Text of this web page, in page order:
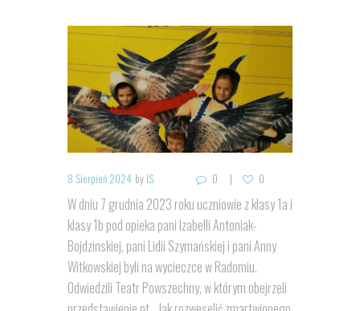
8 Sierpień 2024 by IS 0 0
W dniu 7 grudnia 2023 roku uczniowie z klasy 1a i
klasy 1b pod opieka pani Izabelli Antoniak-
Bojdzinskiej, pani Lidii Szymańskiej i pani Anny
Witkowskiej byli na wycieczce w Radomiu.
Odwiedzili Teatr Powszechny, w którym obejrzeli